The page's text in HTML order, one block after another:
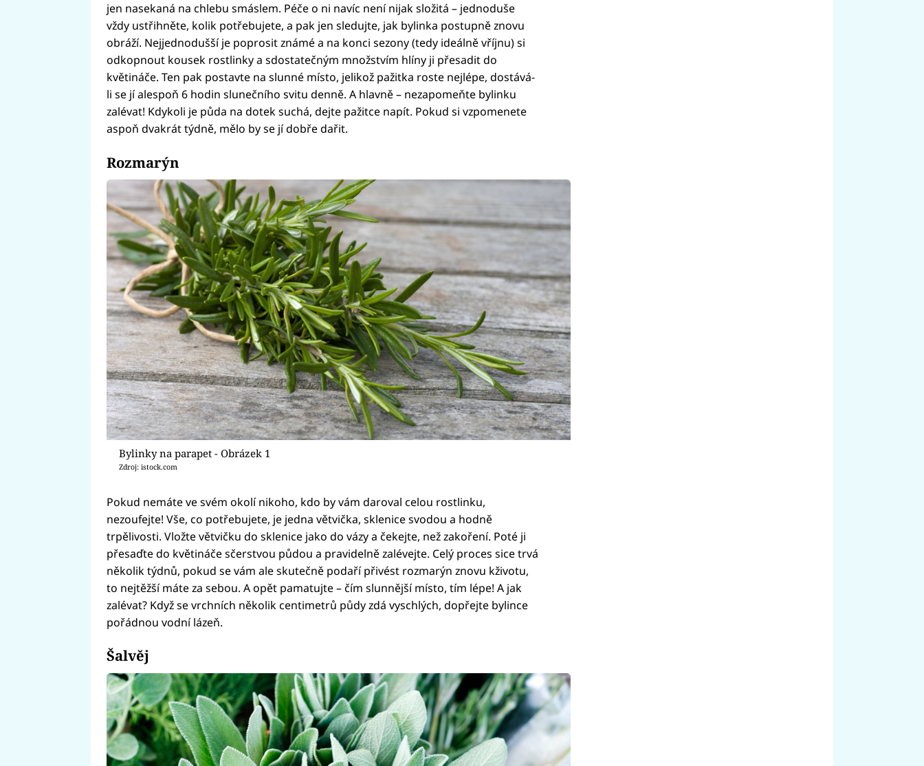
jen nasekaná na chlebu smáslem. Péče o ni navíc není nijak složitá – jednoduše
vždy ustřihněte, kolik potřebujete, a pak jen sledujte, jak bylinka postupně znovu
obráží. Nejjednodušší je poprosit známé a na konci sezony (tedy ideálně vříjnu) si
odkopnout kousek rostlinky a sdostatečným množstvím hlíny ji přesadit do
květináče. Ten pak postavte na slunné místo, jelikož pažitka roste nejlépe, dostává-
li se jí alespoň 6 hodin slunečního svitu denně. A hlavně – nezapomeňte bylinku
zalévat! Kdykoli je půda na dotek suchá, dejte pažitce napít. Pokud si vzpomenete
aspoň dvakrát týdně, mělo by se jí dobře dařit.
Rozmarýn
Bylinky na parapet - Obrázek 1
Zdroj: istock.com
Pokud nemáte ve svém okolí nikoho, kdo by vám daroval celou rostlinku,
nezoufejte! Vše, co potřebujete, je jedna větvička, sklenice svodou a hodně
trpělivosti. Vložte větvičku do sklenice jako do vázy a čekejte, než zakoření. Poté ji
přesaďte do květináče sčerstvou půdou a pravidelně zalévejte. Celý proces sice trvá
několik týdnů, pokud se vám ale skutečně podaří přivést rozmarýn znovu kživotu,
to nejtěžší máte za sebou. A opět pamatujte – čím slunnější místo, tím lépe! A jak
zalévat? Když se vrchních několik centimetrů půdy zdá vyschlých, dopřejte bylince
pořádnou vodní lázeň.
Šalvěj